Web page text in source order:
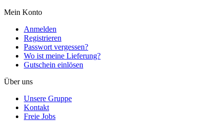
Mein Konto
Anmelden
Registrieren
Passwort vergessen?
Wo ist meine Lieferung?
Gutschein einlösen
Über uns
Unsere Gruppe
Kontakt
Freie Jobs